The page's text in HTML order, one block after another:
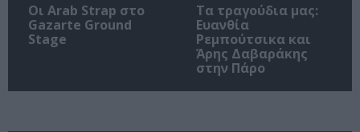
Οι Arab Strap στο
Gazarte Ground
Stage
Τα τραγούδια μας:
Ευανθία
Ρεμπούτσικα και
Άρης Δαβαράκης
στην Πάρο